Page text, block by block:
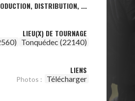
DISTRIBUTION, ...
LIEU(X) DE TOURNAGE
Tonquédec (22140)
LIENS
Photos : Télécharger